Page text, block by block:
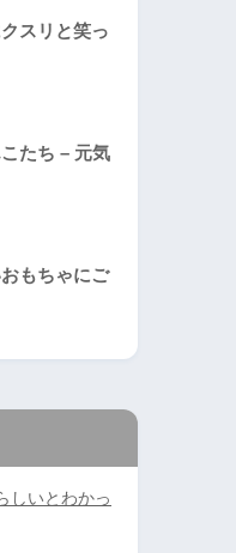
スリと笑っ
たち – 元気
もちゃにご
しいとわかっ